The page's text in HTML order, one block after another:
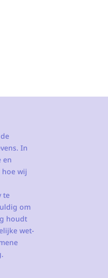
In
en
wij
te
om
houdt
wet-